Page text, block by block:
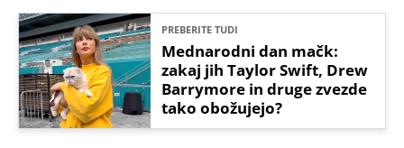
PREBERITE TUDI
Mednarodni dan mačk:
zakaj jih Taylor Swift, Drew
Barrymore in druge zvezde
tako obožujejo?